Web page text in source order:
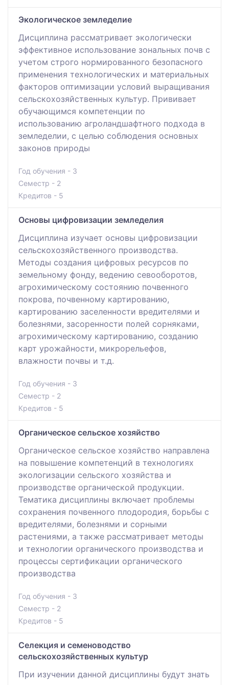
Экологическое земледелие
Дисциплина рассматривает экологически
эффективное использование зональных почв с
учетом строго нормированного безопасного
применения технологических и материальных
факторов оптимизации условий выращивания
сельскохозяйственных культур. Прививает
обучающимся компетенции по
использованию агроландшафтного подхода в
земледелии, с целью соблюдения основных
законов природы
Год обучения - 3
Семестр - 2
Кредитов - 5
Основы цифровизации земледелия
Дисциплина изучает основы цифровизации
сельскохозяйственного производства.
Методы создания цифровых ресурсов по
земельному фонду, ведению севооборотов,
агрохимическому состоянию почвенного
покрова, почвенному картированию,
картированию заселенности вредителями и
болезнями, засоренности полей сорняками,
агрохимическому картированию, созданию
карт урожайности, микрорельефов,
влажности почвы и т.д.
Год обучения - 3
Семестр - 2
Кредитов - 5
Органическое сельское хозяйство
Органическое сельское хозяйство направлена
на повышение компетенций в технологиях
экологизации сельского хозяйства и
производстве органической продукции.
Тематика дисциплины включает проблемы
сохранения почвенного плодородия, борьбы с
вредителями, болезнями и сорными
растениями, а также рассматривает методы
и технологии органического производства и
процессы сертификации органического
производства
Год обучения - 3
Семестр - 2
Кредитов - 5
Селекция и семеноводство
сельскохозяйственных культур
При изучении данной дисциплины будут знать